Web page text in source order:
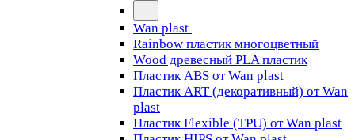
Wan plast
Rainbow пластик многоцветный
Wood древесный PLA пластик
Пластик ABS от Wan plast
Пластик ART (декоративный) от Wan
plast
Пластик Flexible (TPU) от Wan plast